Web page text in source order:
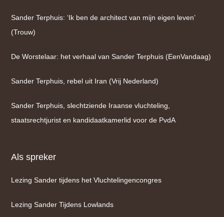
Sander Terphuis: ‘Ik ben de architect van mijn eigen leven’
(Trouw)
De Worstelaar: het verhaal van Sander Terphuis (EenVandaag)
Sander Terphuis, rebel uit Iran (Vrij Nederland)
Sander Terphuis, slechtziende Iraanse vluchteling,
staatsrechtjurist en kandidaatkamerlid voor de PvdA
Als spreker
Lezing Sander tijdens het Vluchtelingencongres
Lezing Sander Tijdens Lowlands